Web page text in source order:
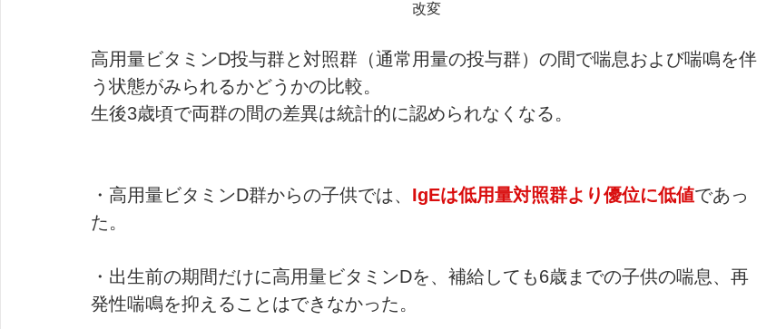
改変
高用量ビタミンD投与群と対照群（通常用量の投与群）の間で喘息および喘鳴を伴
う状態がみられるかどうかの比較。
生後3歳頃で両群の間の差異は統計的に認められなくなる。
・高用量ビタミンD群からの子供では、 IgEは低用量対照群より優位に低値であっ
た。
・出生前の期間だけに高用量ビタミンDを、補給しても6歳までの子供の喘息、再
発性喘鳴を抑えることはできなかった。